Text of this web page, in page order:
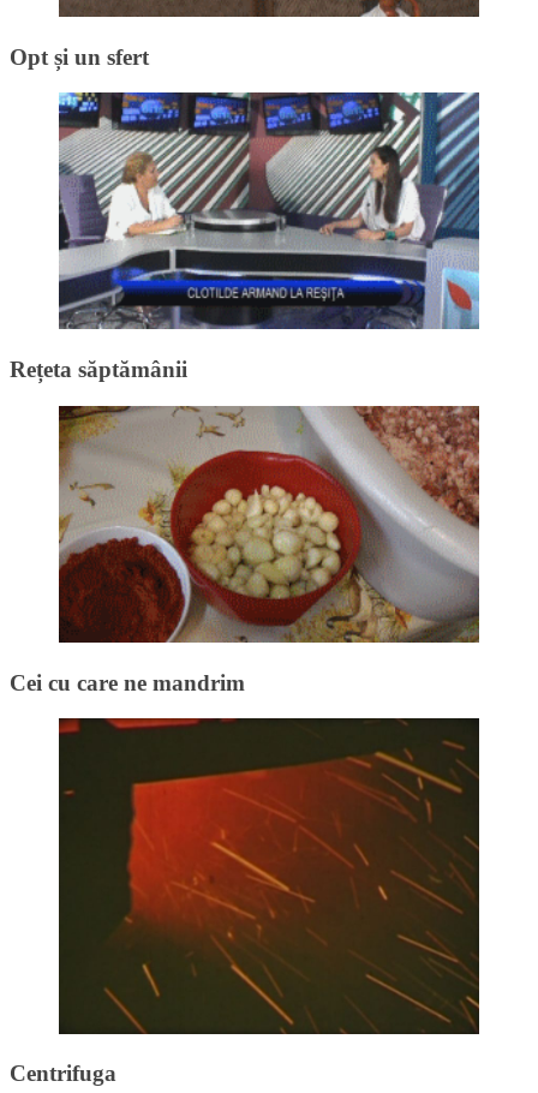
Opt și un sfert
Rețeta săptămânii
Cei cu care ne mandrim
Centrifuga